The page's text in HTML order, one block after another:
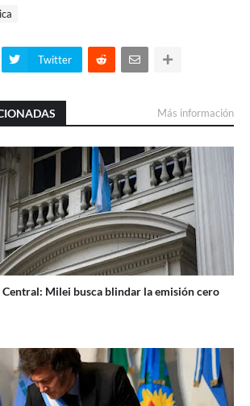
Twitter
Más información
Central: Milei busca blindar la emisión cero